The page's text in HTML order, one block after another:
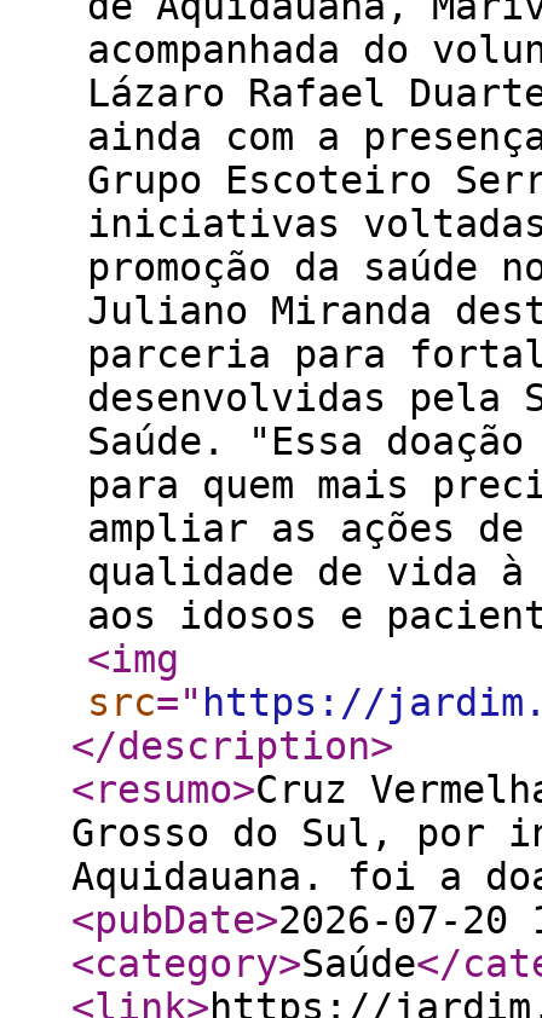
acompanhada do
Lázaro Rafael
ainda com a
Grupo Escoteiro
iniciativas
promoção da saúde
Juliano Miranda
parceria para
desenvolvidas pela
Saúde. "Essa
para quem mais
ampliar as ações
qualidade de vida à
aos idosos e
<img
src=" https://
</description>
<resumo>Cruz
Grosso do Sul, por
Aquidauana. foi a
<pubDate>2026-07-20
<category>Saúde</
<link>https://